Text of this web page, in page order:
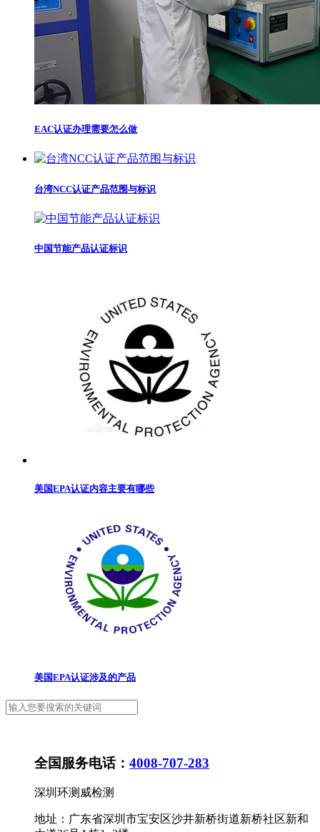
EAC认证办理需要怎么做
台湾NCC认证产品范围与标识
中国节能产品认证标识
美国EPA认证内容主要有哪些
美国EPA认证涉及的产品
全国服务电话： 4008-707-283
深圳环测威检测
地址：广东省深圳市宝安区沙井新桥街道新桥社区新和